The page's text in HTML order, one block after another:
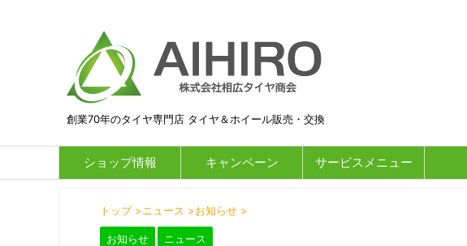
創業70年のタイヤ専門店 タイヤ＆ホイール販売・交換
ショップ情報 キャンペーン サービスメニュー
トップ >ニュース >お知らせ >
お知らせ ニュース